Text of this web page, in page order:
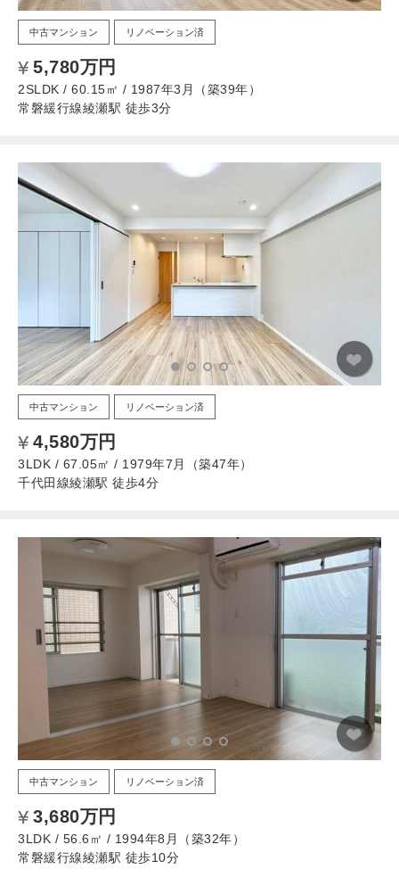
中古マンション リノベーション済
5,780万円
2SLDK / 60.15㎡ / 1987年3月（築39年）
常磐緩行線綾瀬駅 徒歩3分
中古マンション リノベーション済
4,580万円
3LDK / 67.05㎡ / 1979年7月（築47年）
千代田線綾瀬駅 徒歩4分
中古マンション リノベーション済
3,680万円
3LDK / 56.6㎡ / 1994年8月（築32年）
常磐緩行線綾瀬駅 徒歩10分